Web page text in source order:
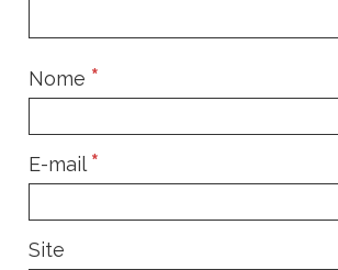
Nome *
E-mail *
Site